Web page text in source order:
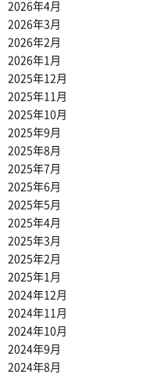
2026年4月
2026年3月
2026年2月
2026年1月
2025年12月
2025年11月
2025年10月
2025年9月
2025年8月
2025年7月
2025年6月
2025年5月
2025年4月
2025年3月
2025年2月
2025年1月
2024年12月
2024年11月
2024年10月
2024年9月
2024年8月